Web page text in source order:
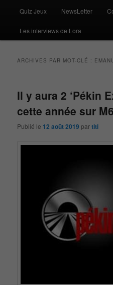
Quiz Jeux NewsLetter
Les interviews de Lora
ARCHIVES PAR MOT-CLÉ :
Il y aura 2 ‘Pékin
cette année sur M6
Publié le 12 août 2019 partiti